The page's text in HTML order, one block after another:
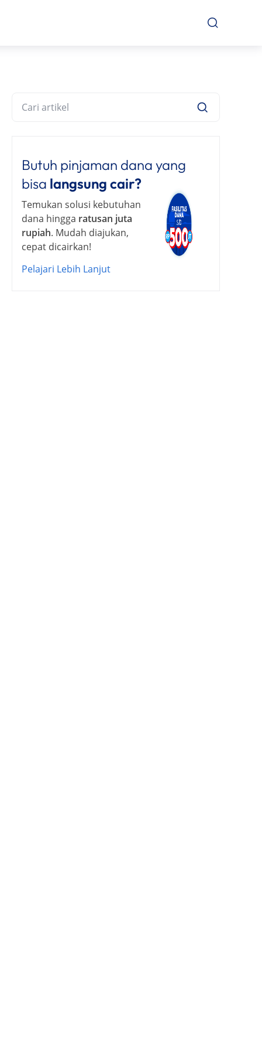
Butuh pinjaman dana yang
bisa langsung cair?
Temukan solusi kebutuhan
dana hingga ratusan juta
rupiah. Mudah diajukan,
cepat dicairkan!
Pelajari Lebih Lanjut